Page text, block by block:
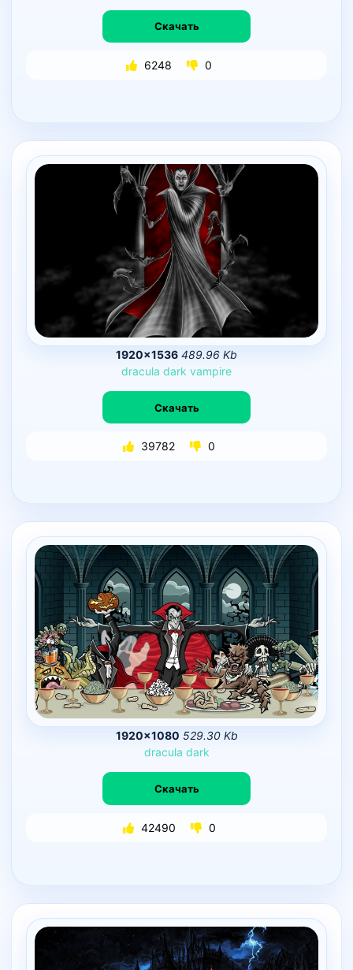
Скачать
6248 0
1920×1536 489.96 Kb
dracula dark vampire
Скачать
39782 0
1920×1080 529.30 Kb
dracula dark
Скачать
42490 0